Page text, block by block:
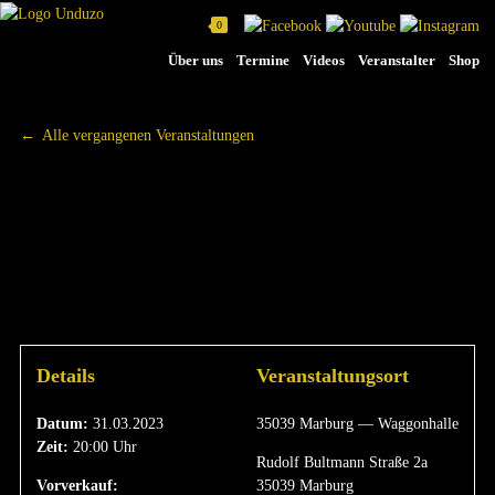
0
Über uns Termine Videos Veranstalter Shop
Alle vergangenen Veranstaltungen
Details
Datum: 31.03.2023
Zeit: 20:00 Uhr
Vorverkauf:
Veranstaltungsort
35039 Marburg — Waggonhalle
Rudolf Bultmann Straße 2a
35039 Marburg